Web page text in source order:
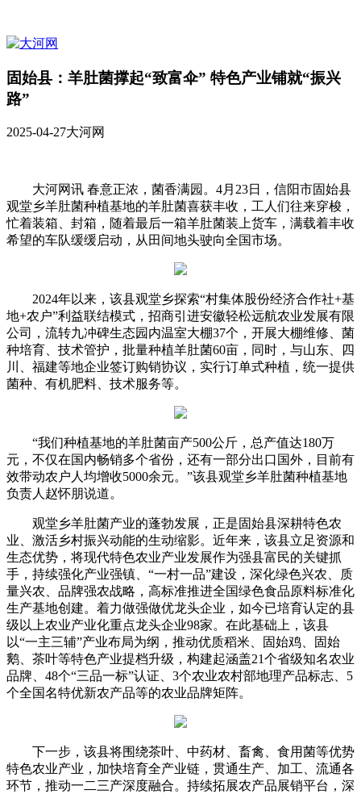
固始县：羊肚菌撑起“致富伞” 特色产业铺就“振兴
路”
2025-04-27大河网
大河网讯 春意正浓，菌香满园。4月23日，信阳市固始县
观堂乡羊肚菌种植基地的羊肚菌喜获丰收，工人们往来穿梭，
忙着装箱、封箱，随着最后一箱羊肚菌装上货车，满载着丰收
希望的车队缓缓启动，从田间地头驶向全国市场。
2024年以来，该县观堂乡探索“村集体股份经济合作社+基
地+农户”利益联结模式，招商引进安徽轻松远航农业发展有限
公司，流转九冲碑生态园内温室大棚37个，开展大棚维修、菌
种培育、技术管护，批量种植羊肚菌60亩，同时，与山东、四
川、福建等地企业签订购销协议，实行订单式种植，统一提供
菌种、有机肥料、技术服务等。
“我们种植基地的羊肚菌亩产500公斤，总产值达180万
元，不仅在国内畅销多个省份，还有一部分出口国外，目前有
效带动农户人均增收5000余元。”该县观堂乡羊肚菌种植基地
负责人赵怀朋说道。
观堂乡羊肚菌产业的蓬勃发展，正是固始县深耕特色农
业、激活乡村振兴动能的生动缩影。近年来，该县立足资源和
生态优势，将现代特色农业产业发展作为强县富民的关键抓
手，持续强化产业强镇、“一村一品”建设，深化绿色兴农、质
量兴农、品牌强农战略，高标准推进全国绿色食品原料标准化
生产基地创建。着力做强做优龙头企业，如今已培育认定的县
级以上农业产业化重点龙头企业98家。在此基础上，该县
以“一主三辅”产业布局为纲，推动优质稻米、固始鸡、固始
鹅、茶叶等特色产业提档升级，构建起涵盖21个省级知名农业
品牌、48个“三品一标”认证、3个农业农村部地理产品标志、5
个全国名特优新农产品等的农业品牌矩阵。
下一步，该县将围绕茶叶、中药材、畜禽、食用菌等优势
特色农业产业，加快培育全产业链，贯通生产、加工、流通各
环节，推动一二三产深度融合。持续拓展农产品展销平台，深